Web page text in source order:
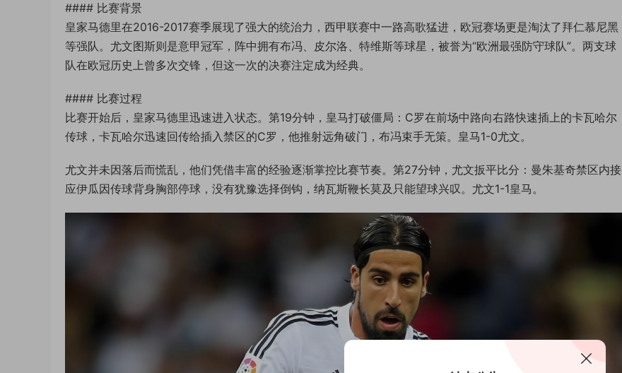
#### 比赛背景
皇家马德里在2016-2017赛季展现了强大的统治力，西甲联赛中一路高歌猛进，欧冠赛场更是淘汰了拜仁慕尼黑
等强队。尤文图斯则是意甲冠军，阵中拥有布冯、皮尔洛、特维斯等球星，被誉为“欧洲最强防守球队”。两支球
队在欧冠历史上曾多次交锋，但这一次的决赛注定成为经典。
#### 比赛过程
比赛开始后，皇家马德里迅速进入状态。第19分钟，皇马打破僵局：C罗在前场中路向右路快速插上的卡瓦哈尔
传球，卡瓦哈尔迅速回传给插入禁区的C罗，他推射远角破门，布冯束手无策。皇马1-0尤文。
尤文并未因落后而慌乱，他们凭借丰富的经验逐渐掌控比赛节奏。第27分钟，尤文扳平比分：曼朱基奇禁区内接
应伊瓜因传球背身胸部停球，没有犹豫选择倒钩，纳瓦斯鞭长莫及只能望球兴叹。尤文1-1皇马。